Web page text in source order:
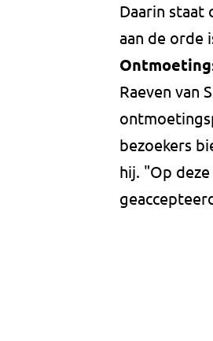
Daarin staat
aan de orde
Raeven van
bezoekers
hij. "Op